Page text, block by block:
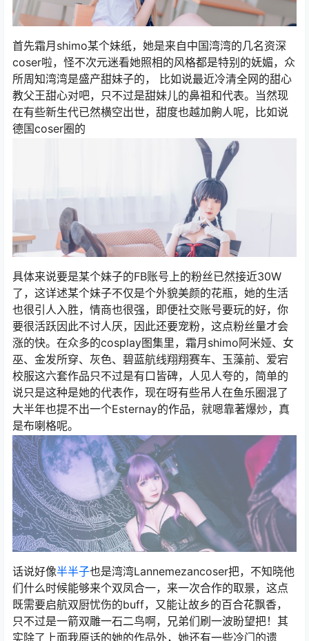
首先霜月shimo某个妹纸，她是来自中国湾湾的几名资深
coser啦，怪不次元迷看她照相的风格都是特别的妩媚，众
所周知湾湾是盛产甜妹子的， 比如说最近冷清全网的甜心
教父王甜心对吧，只不过是甜妹儿的鼻祖和代表。当然现
在有些新生代已然横空出世，甜度也越加齁人呢，比如说
德国coser圈的
具体来说要是某个妹子的FB账号上的粉丝已然接近30W
了，这详述某个妹子不仅是个外貌美颜的花瓶，她的生活
也很引人入胜，情商也很强，即便社交账号要玩的好，你
要很活跃因此不讨人厌，因此还要宠粉，这点粉丝量才会
涨的快。在众多的cosplay图集里，霜月shimo阿米娅、女
巫、金发所穿、灰色、碧蓝航线翔翔赛车、玉藻前、爱宕
校服这六套作品只不过是有口皆碑，人见人夸的，简单的
说只是这种是她的代表作，现在呀有些吊人在鱼乐圈混了
大半年也提不出一个Esternay的作品，就嗯靠著爆炒，真
是布喇格呢。
话说好像半半子也是湾湾Lannemezancoser把，不知晓他
们什么时候能够来个双凤合一，来一次合作的取景，这点
既需要启航双厨忧伤的buff，又能让故乡的百合花飘香，
只不过是一箭双雕一石二鸟啊，兄弟们刷一波盼望把！其
实除了上面我原话的她的作品外，她还有一些冷门的遗